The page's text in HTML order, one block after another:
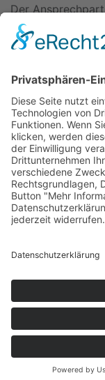
Der
weiterhin Frau
Kibitop.
Kitas
Über uns
Team
Suche
Für Eltern
Kita-
Presse
Copyright ©
Datenschutz